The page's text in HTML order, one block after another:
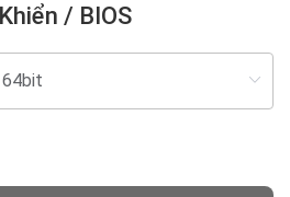
/ BIOS